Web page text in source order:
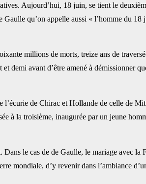
Aujourd’hui, 18 juin, se tient le
qu’on appelle aussi « l’homme du
millions de morts, treize ans de
avant d’être amené à démissionner
de Chirac et Hollande de celle de
à la troisième, inaugurée par un jeune
le cas de de Gaulle, le mariage avec la
mondiale, d’y revenir dans l’ambiance